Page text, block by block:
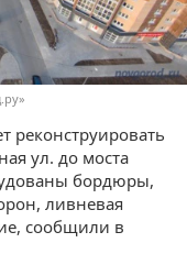
реконструировать
ул. до моста
бордюры,
ливневая
сообщили в